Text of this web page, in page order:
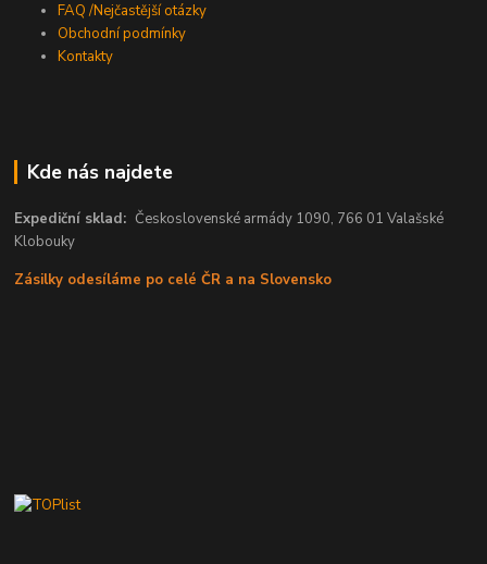
FAQ /Nejčastější otázky
Obchodní podmínky
Kontakty
Kde nás najdete
Expediční sklad:Československé armády 1090, 766 01 Valašské
Klobouky
Zásilky odesíláme po celé ČR a na Slovensko